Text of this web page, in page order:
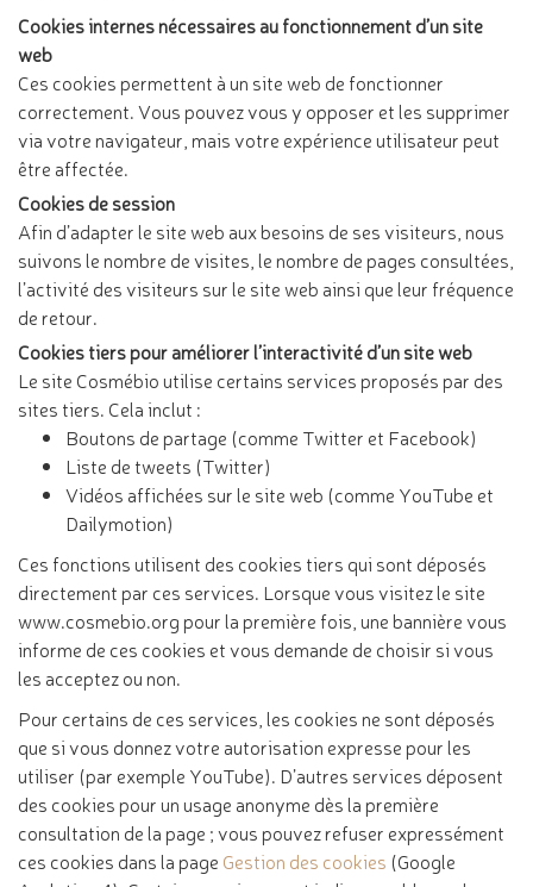
Cookies internes nécessaires au fonctionnement d’un site
web
Ces cookies permettent à un site web de fonctionner
correctement. Vous pouvez vous y opposer et les supprimer
via votre navigateur, mais votre expérience utilisateur peut
être affectée.
Cookies de session
Afin d’adapter le site web aux besoins de ses visiteurs, nous
suivons le nombre de visites, le nombre de pages consultées,
l’activité des visiteurs sur le site web ainsi que leur fréquence
de retour.
Cookies tiers pour améliorer l’interactivité d’un site web
Le site Cosmébio utilise certains services proposés par des
sites tiers. Cela inclut :
Boutons de partage (comme Twitter et Facebook)
Liste de tweets (Twitter)
Vidéos affichées sur le site web (comme YouTube et
Dailymotion)
Ces fonctions utilisent des cookies tiers qui sont déposés
directement par ces services. Lorsque vous visitez le site
www.cosmebio.org pour la première fois, une bannière vous
informe de ces cookies et vous demande de choisir si vous
les acceptez ou non.
Pour certains de ces services, les cookies ne sont déposés
que si vous donnez votre autorisation expresse pour les
utiliser (par exemple YouTube). D’autres services déposent
des cookies pour un usage anonyme dès la première
consultation de la page ; vous pouvez refuser expressément
ces cookies dans la page Gestion des cookies (Google